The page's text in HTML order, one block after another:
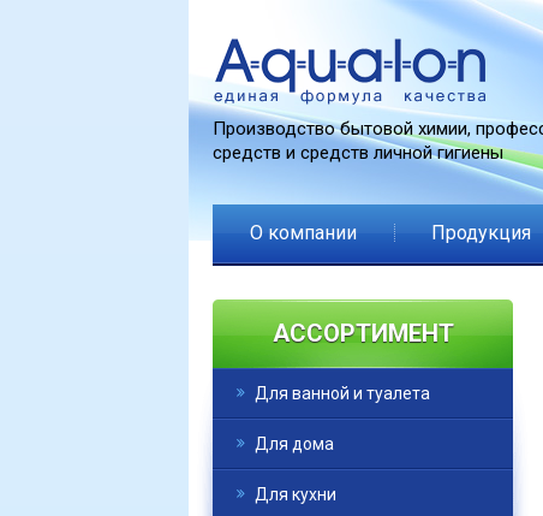
Производство бытовой химии,
средств и средств личной гигиены
О компании Продукция
АССОРТИМЕНТ
Для ванной и туалета
Для дома
Для кухни